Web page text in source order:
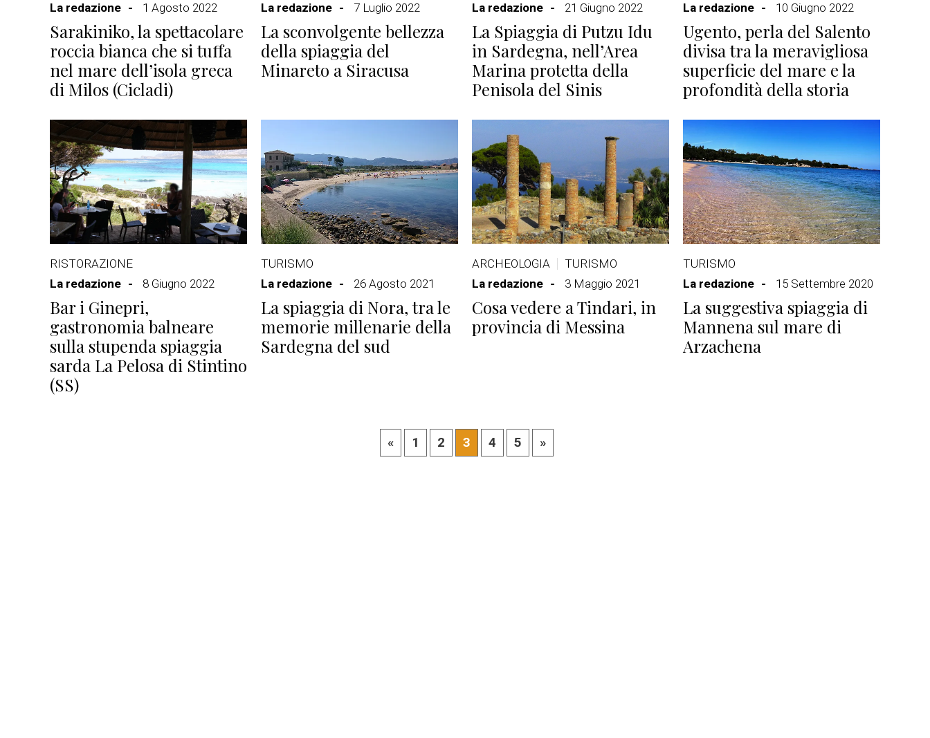
La redazione
1 Agosto 2022
Sarakiniko, la spettacolare
roccia bianca che si tuffa
nel mare dell’isola greca
di Milos (Cicladi)
La redazione
7 Luglio 2022
La sconvolgente bellezza
della spiaggia del
Minareto a Siracusa
La redazione
21 Giugno 2022
La Spiaggia di Putzu Idu
in Sardegna, nell’Area
Marina protetta della
Penisola del Sinis
La redazione
10 Giugno 2022
Ugento, perla del Salento
divisa tra la meravigliosa
superficie del mare e la
profondità della storia
RISTORAZIONE
La redazione
8 Giugno 2022
Bar i Ginepri,
gastronomia balneare
sulla stupenda spiaggia
sarda La Pelosa di Stintino
(SS)
TURISMO
La redazione
26 Agosto 2021
La spiaggia di Nora, tra le
memorie millenarie della
Sardegna del sud
ARCHEOLOGIA
TURISMO
La redazione
3 Maggio 2021
Cosa vedere a Tindari, in
provincia di Messina
TURISMO
La redazione
15 Settembre 2020
La suggestiva spiaggia di
Mannena sul mare di
Arzachena
« 1 2 3 4 5 »